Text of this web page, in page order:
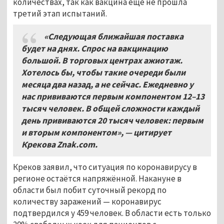
количествах, так как вакцина ещё не прошла
третий этап испытаний.
«Следующая ближайшая поставка
будет на днях. Спрос на вакцинацию
большой. В торговых центрах ажиотаж.
Хотелось бы, чтобы такие очереди были
месяца два назад, а не сейчас. Ежедневно у
нас прививаются первым компонентом 12–13
тысяч человек. В общей сложности каждый
день прививаются 20 тысяч человек: первым
и вторым компонентом», — цитирует
Крекова Znak.com.
Креков заявил, что ситуация по коронавирусу в
регионе остаётся напряжённой. Накануне в
области был побит суточный рекорд по
количеству заражений — коронавирус
подтвердился у 459 человек. В области есть только